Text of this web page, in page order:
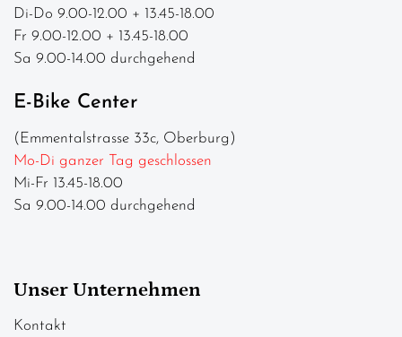
Di-Do 9.00-12.00 + 13.45-18.00
Fr 9.00-12.00 + 13.45-18.00
Sa 9.00-14.00 durchgehend
E-Bike Center
(Emmentalstrasse 33c, Oberburg)
Mo-Di ganzer Tag geschlossen
Mi-Fr 13.45-18.00
Sa 9.00-14.00 durchgehend
Unser Unternehmen
Kontakt